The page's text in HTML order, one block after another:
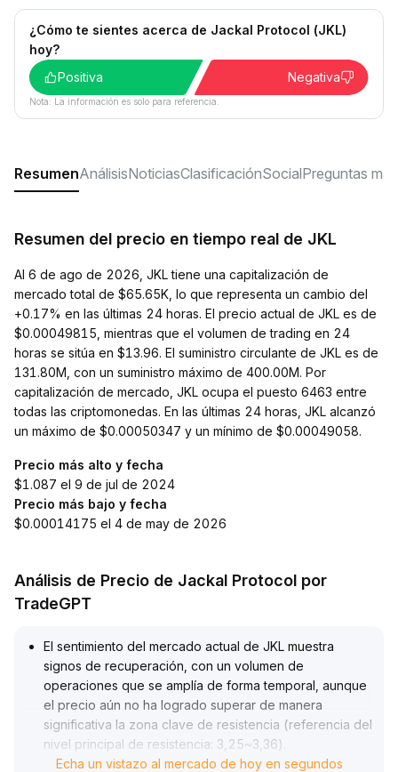
¿Cómo te sientes acerca de Jackal Protocol (JKL)
hoy?
Positiva
Negativa
Nota: La información es solo para referencia.
ResumenAnálisisNoticiasClasificaciónSocialPreguntas
Resumen del precio en tiempo real de JKL
Al 6 de ago de 2026, JKL tiene una capitalización de
mercado total de $65.65K, lo que representa un cambio del
+0.17% en las últimas 24 horas. El precio actual de JKL es de
$0.00049815, mientras que el volumen de trading en 24
horas se sitúa en $13.96. El suministro circulante de JKL es de
131.80M, con un suministro máximo de 400.00M. Por
capitalización de mercado, JKL ocupa el puesto 6463 entre
todas las criptomonedas. En las últimas 24 horas, JKL alcanzó
un máximo de $0.00050347 y un mínimo de $0.00049058.
Precio más alto y fecha
$1.087 el 9 de jul de 2024
Precio más bajo y fecha
$0.00014175 el 4 de may de 2026
Análisis de Precio de Jackal Protocol por
TradeGPT
El sentimiento del mercado actual de JKL muestra
signos de recuperación, con un volumen de
operaciones que se amplía de forma temporal, aunque
el precio aún no ha logrado superar de manera
significativa la zona clave de resistencia (referencia del
nivel principal de resistencia: 3,25~3,36)
La sostenibilidad al alza está por confirmar.
Echa un vistazo al mercado de hoy en segundos